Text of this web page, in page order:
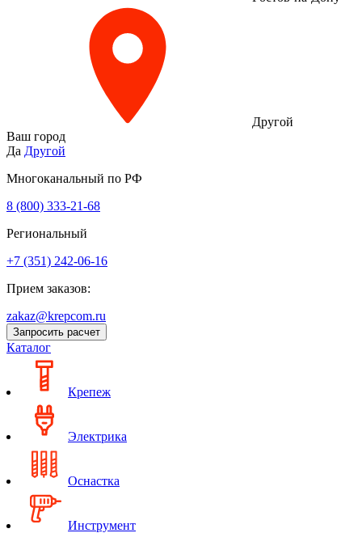
Другой
Ваш город
Да Другой
Многоканальный по РФ
8 (800) 333‑21-68
Региональный
+7 (351) 242-06-16
Прием заказов:
zakaz@krepcom.ru
Запросить расчет
Каталог
Крепеж
Электрика
Оснастка
Инструмент